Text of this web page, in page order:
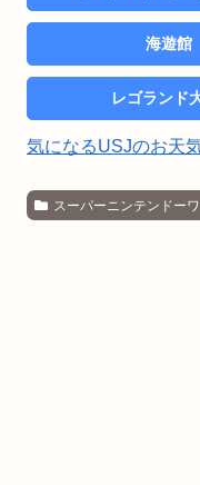
海遊館
レゴランド
気になるUSJのお天
スーパーニンテンドー